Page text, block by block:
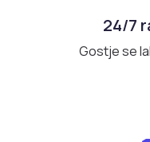
24/7
Gostje se